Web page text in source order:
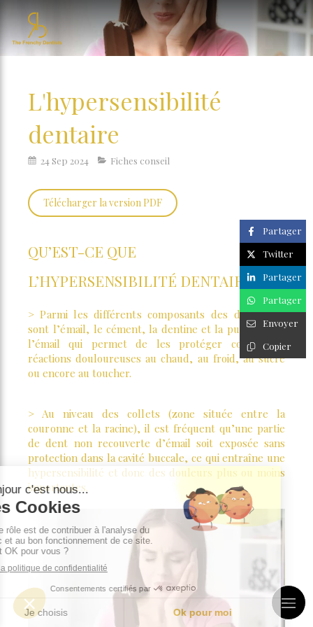
L'hypersensibilité
dentaire
24 Sep 2024 Fiches conseil
Télécharger la version PDF
QU’EST-CE QUE
L’HYPERSENSIBILITÉ DENTAIRE ?
> Parmi les différents composants des dents que
sont l’émail, le cément, la dentine et la pulpe, c’est
l’émail qui permet de les protéger contre les
réactions douloureuses au chaud, au froid, au sucre
ou encore au toucher.
> Au niveau des collets (zone située entre la
couronneet la racine), il est fréquent qu’une partie
de dent non recouverte d’émail soit exposée sans
protection dans la cavité buccale, ce qui entraîne une
hypersensibilité et donc des douleurs plus ou moins
importantes.
Partager
Twitter
Partager
Partager
Envoyer
Copier